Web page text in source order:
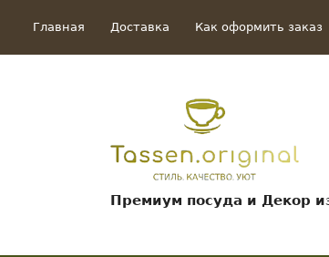
Главная Доставка Как оформить заказ
Премиум посуда и Декор